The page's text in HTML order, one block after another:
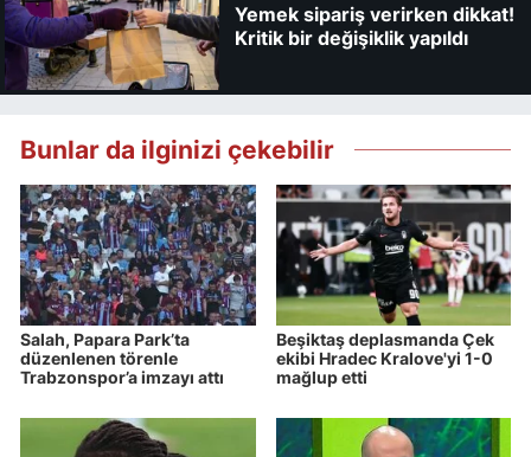
Yemek sipariş verirken dikkat!
Kritik bir değişiklik yapıldı
Bunlar da ilginizi çekebilir
Salah, Papara Park’ta
düzenlenen törenle
Trabzonspor’a imzayı attı
Beşiktaş deplasmanda Çek
ekibi Hradec Kralove'yi 1-0
mağlup etti